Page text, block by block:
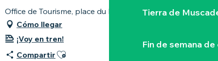
Tierra de
Fin de semana
Office de Tourisme, place du Minage, 44190 Clisson
Cómo llegar
¡Voy en tren!
Compartir Ajouter aux favoris